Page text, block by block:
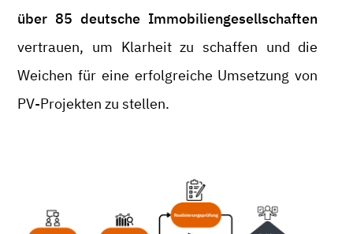
über 85 deutsche Immobiliengesellschaften
vertrauen, um Klarheit zu schaffen und die
Weichen für eine erfolgreiche Umsetzung von
PV-Projekten zu stellen.